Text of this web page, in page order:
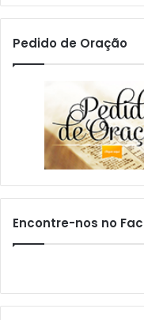
Pedido de Oração
Encontre-nos no